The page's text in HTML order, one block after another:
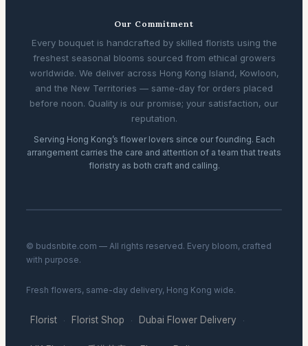
Our Commitment
Every bouquet is handcrafted by skilled florists using the
freshest seasonal blooms sourced from ethical growers
worldwide. We deliver across Hong Kong Island, Kowloon,
and the New Territories — same-day for orders placed
before noon. Quality is our promise; your satisfaction, our
reputation.
Serving Hong Kong’s flower lovers since our founding. Each
arrangement carries the care and attention of a team that treats
floristry as both craft and calling.
© budsnbite.com — All rights reserved. Every bloom, crafted
with purpose.
Fresh flowers, same-day delivery, Hong Kong wide.
Florist · Florist Shop · Dubai Flower Delivery ·